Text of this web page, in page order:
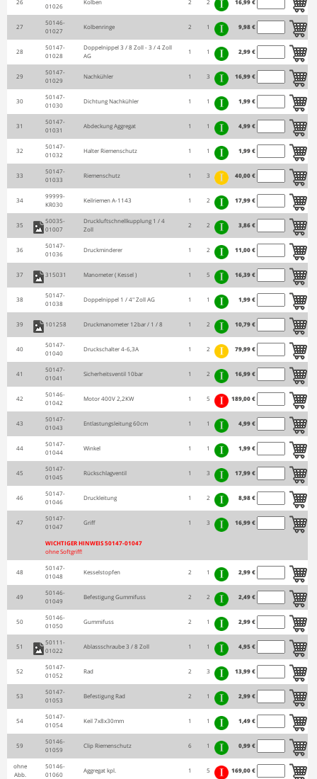
26
01026
Kolben 2 2 16,99 €
27
50146-
01027
Kolbenringe 2 1 9,98 €
28
50147-
01028
Doppelnippel 3 / 8 Zoll - 3 / 4 Zoll
AG
1 1 2,99 €
29
50147-
01029
Nachkühler 1 3 16,99 €
30
50147-
01030
Dichtung Nachkühler 1 1 1,99 €
31
50147-
01031
Abdeckung Aggregat 1 1 4,99 €
32
50147-
01032
Halter Riemenschutz 1 1 1,99 €
33
50147-
01033
Riemenschutz 1 3 40,00 €
34
99999-
KR030
Keilriemen A-1143 1 2 17,99 €
35
50035-
01007
Druckluftschnellkupplung 1 / 4
Zoll
2 2 3,86 €
36
50147-
01036
Druckminderer 1 2 11,00 €
37 315031 Manometer ( Kessel ) 1 5 16,39 €
38
50147-
01038
Doppelnippel 1 / 4" Zoll AG 1 1 1,99 €
39 101258 Druckmanometer 12bar / 1 / 8 1 2 10,79 €
40
50147-
01040
Druckschalter 4-6,3A 1 2 79,99 €
41
50147-
01041
Sicherheitsventil 10bar 1 2 16,99 €
42
50146-
01042
Motor 400V 2,2KW 1 5 189,00 €
43
50147-
01043
Entlastungsleitung 60cm 1 1 4,99 €
44
50147-
01044
Winkel 1 1 1,99 €
45
50147-
01045
Rückschlagventil 1 3 17,99 €
46
50147-
01046
Druckleitung 1 2 8,98 €
47
50147-
01047
Griff 1 3 16,99 €
WICHTIGER HINWEIS 50147-01047
ohne Softgriff!
48
50147-
01048
Kesselstopfen 2 1 2,99 €
49
50146-
01049
Befestigung Gummifuss 2 2 2,49 €
50
50146-
01050
Gummifuss 2 1 2,99 €
51
50111-
01022
Ablassschraube 3 / 8 Zoll 1 1 4,95 €
52
50147-
01052
Rad 2 3 13,99 €
53
50147-
01053
Befestigung Rad 2 1 2,99 €
54
50147-
01054
Keil 7x8x30mm 1 1 1,49 €
59
50146-
01059
Clip Riemenschutz 6 1 0,99 €
ohne
Abb.
50146-
01060
Aggregat kpl. 1 5 169,00 €